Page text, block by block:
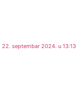
22. septembar 2024. u 13:13